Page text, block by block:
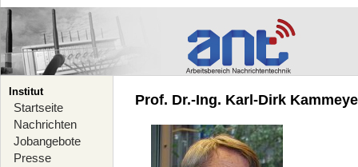
Institut
Startseite
Nachrichten
Jobangebote
Presse
Prof. Dr.-Ing. Karl-Dirk